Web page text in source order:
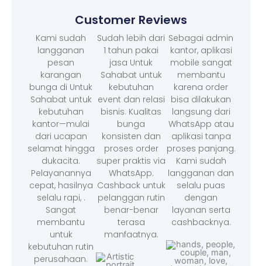
Customer Reviews
Kami sudah
langganan
pesan
karangan
bunga di Untuk
Sahabat untuk
kebutuhan
kantor—mulai
dari ucapan
selamat hingga
dukacita.
Pelayanannya
cepat, hasilnya
selalu rapi, .
Sangat
membantu
untuk
kebutuhan rutin
perusahaan.
Sudah lebih dari
1 tahun pakai
jasa Untuk
Sahabat untuk
kebutuhan
event dan relasi
bisnis. Kualitas
bunga
konsisten dan
proses order
super praktis via
WhatsApp.
Cashback untuk
pelanggan rutin
benar-benar
terasa
manfaatnya.
Sebagai admin
kantor, aplikasi
mobile sangat
membantu
karena order
bisa dilakukan
langsung dari
WhatsApp atau
aplikasi tanpa
proses panjang.
Kami sudah
langganan dan
selalu puas
dengan
layanan serta
cashbacknya.